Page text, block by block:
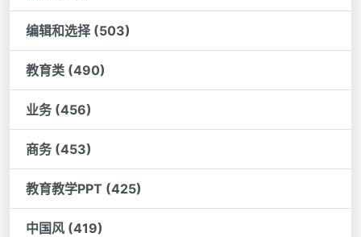
编辑和选择 (503)
教育类 (490)
业务 (456)
商务 (453)
教育教学PPT (425)
中国风 (419)